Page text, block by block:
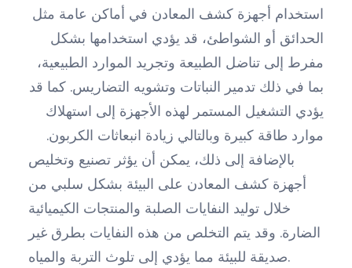
استخدام أجهزة كشف المعادن في أماكن عامة مثل
الحدائق أو الشواطئ، قد يؤدي استخدامها بشكل
مفرط إلى تناضل الطبيعة وتجريد الموارد الطبيعية،
بما في ذلك تدمير النباتات وتشويه التضاريس. كما قد
يؤدي التشغيل المستمر لهذه الأجهزة إلى استهلاك
موارد طاقة كبيرة وبالتالي زيادة انبعاثات الكربون.
بالإضافة إلى ذلك، يمكن أن يؤثر تصنيع وتخليص
أجهزة كشف المعادن على البيئة بشكل سلبي من
خلال توليد النفايات الصلبة والمنتجات الكيميائية
الضارة. وقد يتم التخلص من هذه النفايات بطرق غير
صديقة للبيئة مما يؤدي إلى تلوث التربة والمياه.